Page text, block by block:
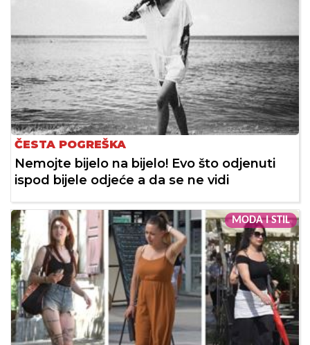
ČESTA POGREŠKA
Nemojte bijelo na bijelo! Evo što odjenuti
ispod bijele odjeće a da se ne vidi
MODA I STIL